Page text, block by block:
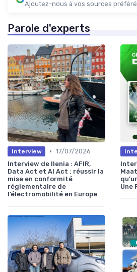
Ajoutez-nous à vos sources
Parole d'experts
Interview • 17/07/2026
Interview de Ilenia : AFIR,
Data Act et AI Act : réussir la
mise en conformité
réglementaire de
l’électromobilité en Europe
Une